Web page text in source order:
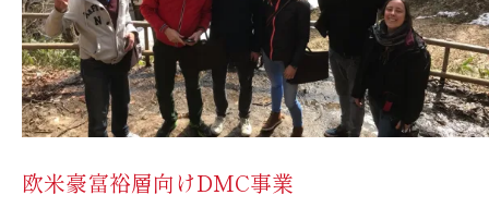
欧米豪富裕層向けDMC事業